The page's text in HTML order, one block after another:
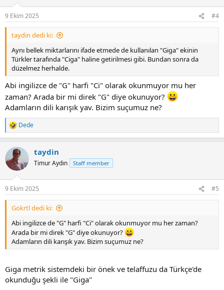
s
:
9 Ekim 2025 #4
taydin dedi ki:
Aynı bellek miktarlarını ifade etmede de kullanılan "Giga" ekinin
Türkler tarafında "Ciga" haline getirilmesi gibi. Bundan sonra da
düzelmez herhalde.
Abi ingilizce de "G" harfi "Ci" olarak okunmuyor mu her
zaman? Arada bir mi direk "G" diye okunuyor?
Adamların dili karışık yav. Bizim suçumuz ne?
R
e
c
t
i
s
:
Dede
taydin
Timur Aydın Staff member
9 Ekim 2025 #5
Gokrtl dedi ki:
Abi ingilizce de "G" harfi "Ci" olarak okunmuyor mu her zaman?
Arada bir mi direk "G" diye okunuyor?
Adamların dili karışık yav. Bizim suçumuz ne?
Giga metrik sistemdeki bir önek ve telaffuzu da Türkçe'de
okunduğu şekli ile "Giga"